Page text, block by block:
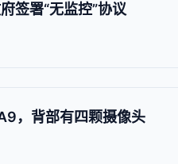
签署“无监控”协议
，背部有四颗摄像头